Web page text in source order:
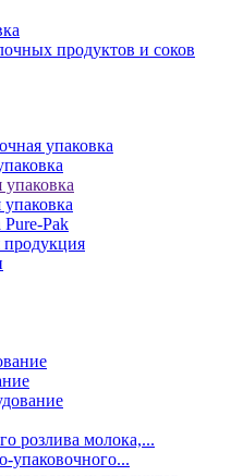
продуктов и соков
упаковка
упаковка
Pure-Pak
продукция
розлива молока,...
упаковочного...